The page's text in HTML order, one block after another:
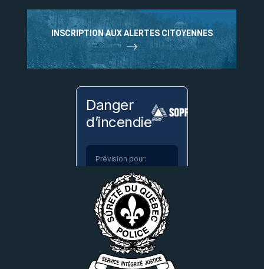
INSCRIPTION AUX ALERTES CITOYENNES